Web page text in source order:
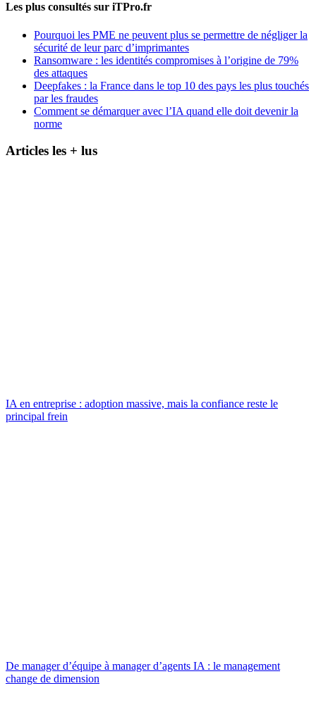
Les plus consultés sur iTPro.fr
Pourquoi les PME ne peuvent plus se permettre de négliger la
sécurité de leur parc d’imprimantes
Ransomware : les identités compromises à l’origine de 79%
des attaques
Deepfakes : la France dans le top 10 des pays les plus touchés
par les fraudes
Comment se démarquer avec l’IA quand elle doit devenir la
norme
Articles les + lus
IA en entreprise : adoption massive, mais la confiance reste le
principal frein
De manager d’équipe à manager d’agents IA : le management
change de dimension